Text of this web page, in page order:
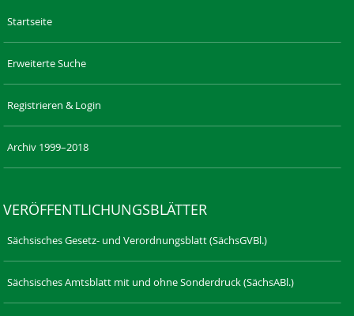
Startseite
Erweiterte Suche
Registrieren & Login
Archiv 1999–2018
VERÖFFENTLICHUNGSBLÄTTER
Sächsisches Gesetz- und Verordnungsblatt (SächsGVBl.)
Sächsisches Amtsblatt mit und ohne Sonderdruck (SächsABl.)